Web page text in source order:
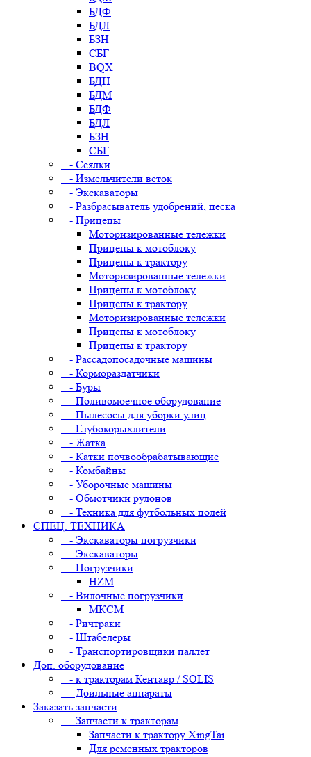
БДФ
БДЛ
БЗН
СБГ
BQX
БДН
БДМ
БДФ
БДЛ
БЗН
СБГ
- Сеялки
- Измельчители веток
- Экскаваторы
- Разбрасыватель удобрений, песка
- Прицепы
Моторизированные тележки
Прицепы к мотоблоку
Прицепы к трактору
Моторизированные тележки
Прицепы к мотоблоку
Прицепы к трактору
Моторизированные тележки
Прицепы к мотоблоку
Прицепы к трактору
- Рассадопосадочные машины
- Кормораздатчики
- Буры
- Поливомоечное оборудование
- Пылесосы для уборки улиц
- Глубокорыхлители
- Жатка
- Катки почвообрабатывающие
- Комбайны
- Уборочные машины
- Обмотчики рулонов
- Техника для футбольных полей
СПЕЦ. ТЕХНИКА
- Экскаваторы погрузчики
- Экскаваторы
- Погрузчики
HZM
- Вилочные погрузчики
МКСМ
- Ричтраки
- Штабелеры
- Транспортировщики паллет
Доп. оборудование
- к тракторам Кентавр / SOLIS
- Доильные аппараты
Заказать запчасти
- Запчасти к тракторам
Запчасти к трактору XingTai
Для ременных тракторов